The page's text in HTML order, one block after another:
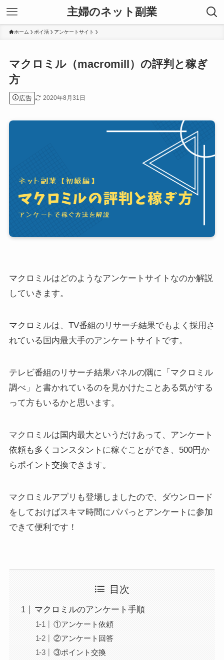
主婦のネット副業
ホーム ポイ活 アンケートサイト
マクロミル（macromill）の評判と稼ぎ
方
広告 2020年8月31日
マクロミルはどのようなアンケートサイトなのか解説
していきます。
マクロミルは、TV番組のリサーチ結果でもよく採用さ
れている国内最大手のアンケートサイトです。
テレビ番組のリサーチ結果パネルの隅に「マクロミル
調べ」と書かれているのを見かけたことある気がする
って方もいるかと思います。
マクロミルは国内最大というだけあって、 アンケート
依頼も多く コンスタントに稼ぐことができ、 500円か
らポイント交換できます。
マクロミルアプリも登場しましたので、ダウンロード
をしておけばスキマ時間にパパっとアンケートに参加
できて便利です！
目次
マクロミルのアンケート手順
①アンケート依頼
②アンケート回答
③ポイント交換